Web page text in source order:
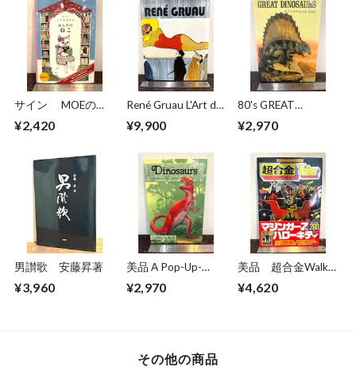
サイン MOEのえ
こ ヒグチユウコ
¥2,420
René Gruau L'Art de
of Advertising
¥9,900
80's GREAT
Pop−Up Book
¥2,970
男讃歌 安藤昇著
¥3,960
美品 A Pop-Up-
Giants of the Earth
¥2,970
美品 超合金Walkar
誕生40周年記念
¥4,620
その他の商品